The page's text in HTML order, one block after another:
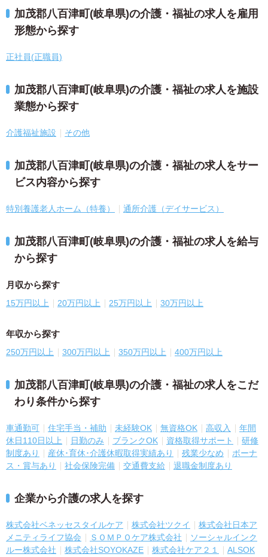
加茂郡八百津町(岐阜県)の介護・福祉の求人を雇用
形態から探す
正社員(正職員)
加茂郡八百津町(岐阜県)の介護・福祉の求人を施設
業態から探す
介護福祉施設 その他
加茂郡八百津町(岐阜県)の介護・福祉の求人をサー
ビス内容から探す
特別養護老人ホーム（特養） 通所介護（デイサービス）
加茂郡八百津町(岐阜県)の介護・福祉の求人を給与
から探す
月収から探す
15万円以上 20万円以上 25万円以上 30万円以上
年収から探す
250万円以上 300万円以上 350万円以上 400万円以上
加茂郡八百津町(岐阜県)の介護・福祉の求人をこだ
わり条件から探す
車通勤可 住宅手当・補助 未経験OK 無資格OK 高収入
年間
休日110日以上
日勤のみ ブランクOK 資格取得サポート
研修
制度あり
産休･育休･介護休暇取得実績あり 残業少なめ
ボーナ
ス・賞与あり
社会保険完備 交通費支給 退職金制度あり
企業から介護の求人を探す
株式会社ベネッセスタイルケア 株式会社ツクイ
株式会社日本ア
メニティライフ協会
ＳＯＭＰＯケア株式会社
ソーシャルインク
ルー株式会社
株式会社SOYOKAZE 株式会社ケア２１
ALSOK